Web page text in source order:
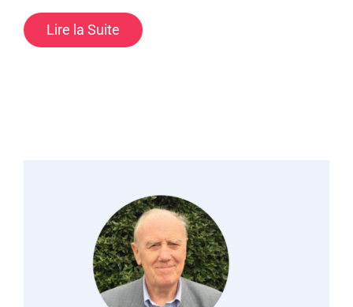
Lire la Suite